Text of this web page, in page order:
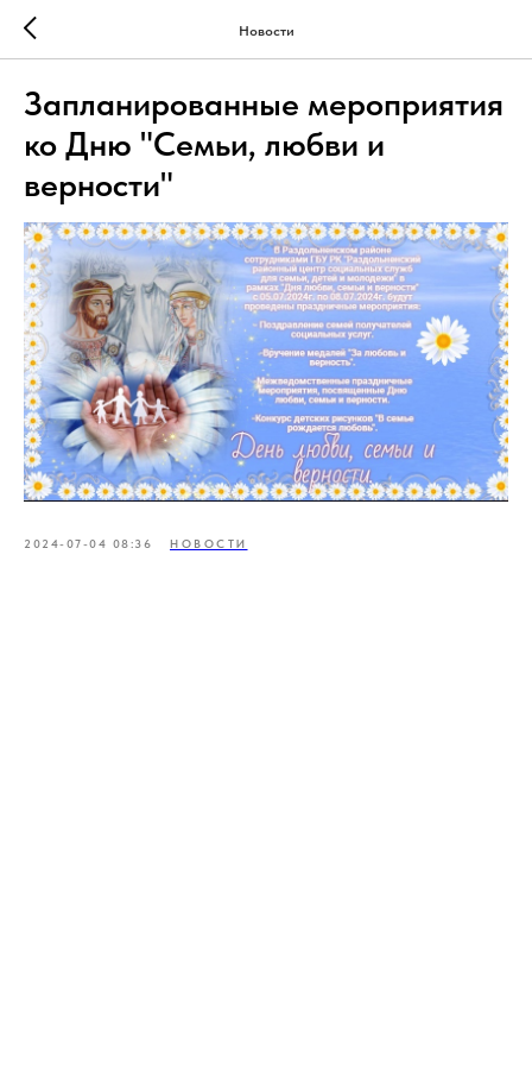
Новости
Запланированные мероприятия
ко Дню "Семьи, любви и
верности"
2024-07-04 08:36 НОВОСТИ